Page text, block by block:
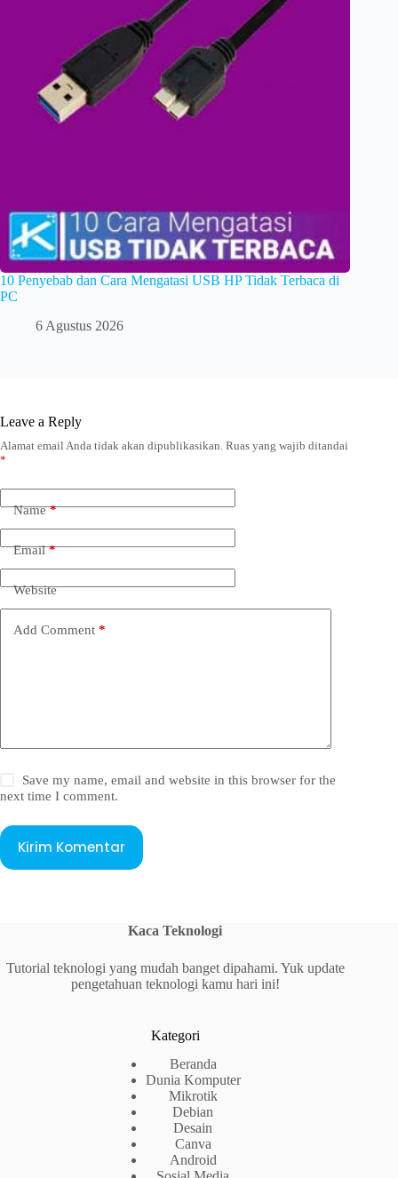
10 Penyebab dan Cara Mengatasi USB HP Tidak Terbaca di
PC
6 Agustus 2026
Leave a Reply
Alamat email Anda tidak akan dipublikasikan. Ruas yang wajib ditandai
*
Name*
Email*
Website
Add Comment *
Save my name, email and website in this browser for the
next time I comment.
Kirim Komentar
Kaca Teknologi
Tutorial teknologi yang mudah banget dipahami. Yuk update
pengetahuan teknologi kamu hari ini!
Kategori
Beranda
Dunia Komputer
Mikrotik
Debian
Desain
Canva
Android